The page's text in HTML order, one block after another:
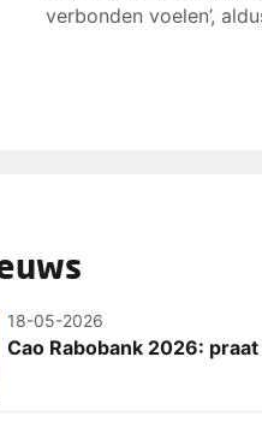
verbonden voelen’,
18-05-2026
Cao Rabobank 2026: